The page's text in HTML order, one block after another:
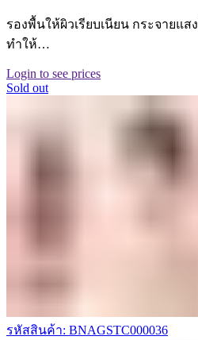
รองพื้นให้ผิวเรียบเนียน กระจายแ
ทำให้…
Login to see prices
Sold out
รหัสสินค้า: BNAGSTC000036